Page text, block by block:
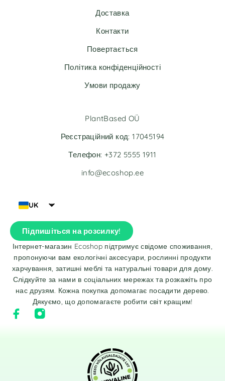
a
v
:
Доставка
Контакти
Повертається
Політика конфіденційності
Умови продажу
UK
Підпишіться на розсилку!
Інтернет-магазин Ecoshop підтримує свідоме споживання,
пропонуючи вам екологічні аксесуари, рослинні продукти
харчування, затишні меблі та натуральні товари для дому.
Слідкуйте за нами в соціальних мережах та розкажіть про
нас друзям. Кожна покупка допомагає посадити дерево.
Дякуємо, що допомагаєте робити світ кращим!
PlantBased OÜ
Реєстраційний код: 17045194
Телефон: +372 5555 1911
info@ecoshop.ee